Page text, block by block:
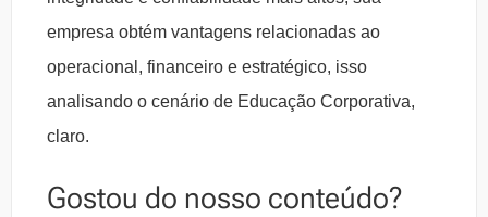
empresa obtém vantagens relacionadas ao
operacional, financeiro e estratégico, isso
analisando o cenário de Educação Corporativa,
claro.
Gostou do nosso conteúdo?